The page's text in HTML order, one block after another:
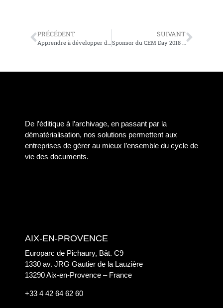
PRÉCÉDENT SUIVANT
De l’éditique à l’archivage, en passant par la
dématérialisation, nos solutions permettent aux
entreprises de gérer au mieux l’ensemble du cycle de
vie des documents.
AIX-EN-PROVENCE
Europarc de Pichaury, Bât. C9
1330 av. JRG Gautier de la Lauzière
13290 Aix-en-Provence – France
+33 4 42 64 62 60